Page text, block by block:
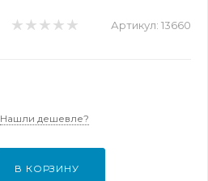
Артикул: 13660
Нашли дешевле?
В КОРЗИНУ